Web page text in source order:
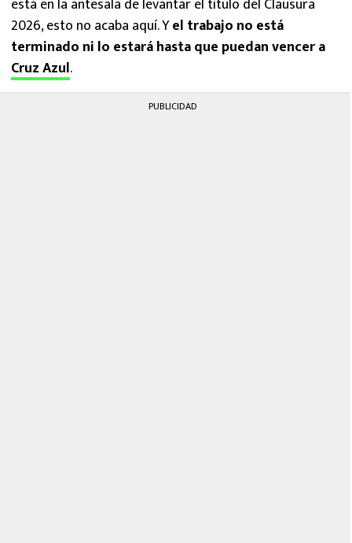
2026, esto no acaba aquí. Yel trabajo no está
terminado ni lo estará hasta que puedan vencer a
Cruz Azul.
PUBLICIDAD